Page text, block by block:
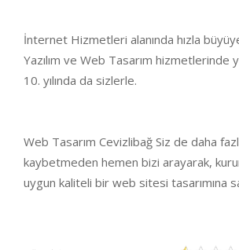
İnternet Hizmetleri alanında hızla
Yazılım ve Web Tasarım hizmetlerinde
10. yılında da sizlerle.
Web Tasarım Cevizlibağ Siz de daha
kaybetmeden hemen bizi arayarak,
uygun kaliteli bir web sitesi tasarımına